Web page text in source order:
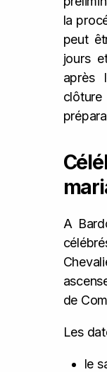
la
peut
jours
après
A
de
Les
le